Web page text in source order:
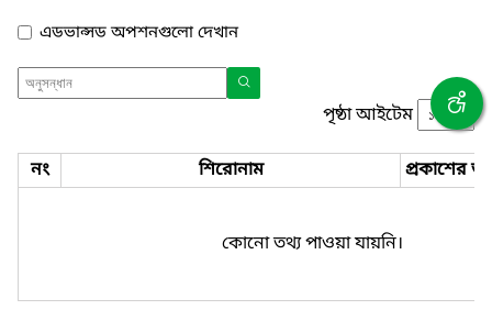
এডভান্সড অপশনগুলো দেখান
পৃষ্ঠা আইটেম
নং শিরোনাম প্রকাশের
কোনো তথ্য পাওয়া যায়নি।